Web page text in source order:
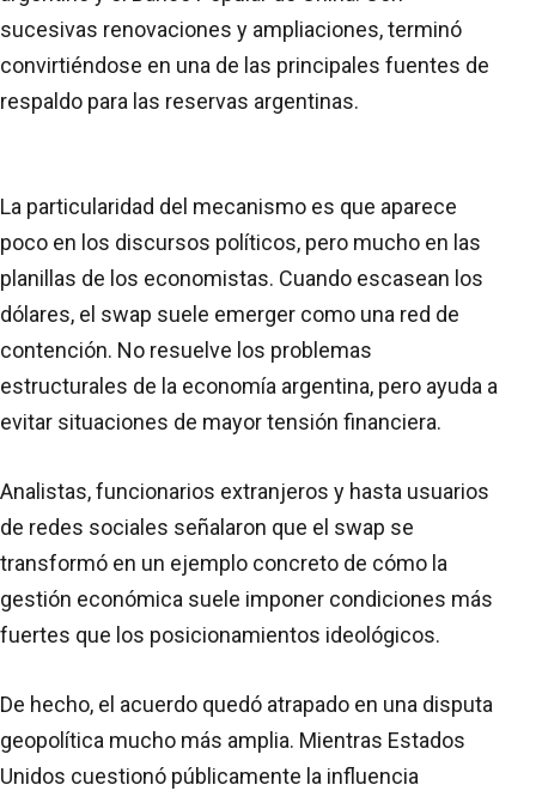
sucesivas renovaciones y ampliaciones, terminó
convirtiéndose en una de las principales fuentes de
respaldo para las reservas argentinas.
La particularidad del mecanismo es que aparece
poco en los discursos políticos, pero mucho en las
planillas de los economistas. Cuando escasean los
dólares, el swap suele emerger como una red de
contención. No resuelve los problemas
estructurales de la economía argentina, pero ayuda a
evitar situaciones de mayor tensión financiera.
Analistas, funcionarios extranjeros y hasta usuarios
de redes sociales señalaron que el swap se
transformó en un ejemplo concreto de cómo la
gestión económica suele imponer condiciones más
fuertes que los posicionamientos ideológicos.
De hecho, el acuerdo quedó atrapado en una disputa
geopolítica mucho más amplia. Mientras Estados
Unidos cuestionó públicamente la influencia